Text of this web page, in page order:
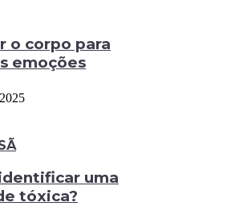
o corpo para
emoções
uma
tóxica?